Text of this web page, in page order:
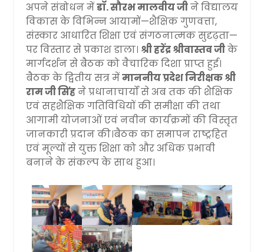
अपने संबोधन मेंडॉ. सौरभ मालवीय जीने विद्यालय
विकास के विभिन्न आयामों—शैक्षिक गुणवत्ता,
संस्कार आधारित शिक्षा एवं संगठनात्मक सुदृढ़ता—
पर विस्तार से प्रकाश डाला। श्री हरेंद्र श्रीवास्तव जीके
मार्गदर्शन से बैठक को वैचारिक दिशा प्राप्त हुई।
बैठक के द्वितीय सत्र मेंमाननीय प्रदेश निरीक्षक श्री
राम जी सिंहने प्रधानाचार्यों से अब तक की शैक्षिक
एवं सहशैक्षिक गतिविधियों की समीक्षा की तथा
आगामी योजनाओं एवं नवीन कार्यक्रमों की विस्तृत
जानकारी प्रदान की।बैठक का समापन राष्ट्रहित
एवं मूल्यों से युक्त शिक्षा को और अधिक प्रभावी
बनाने के संकल्प के साथ हुआ।